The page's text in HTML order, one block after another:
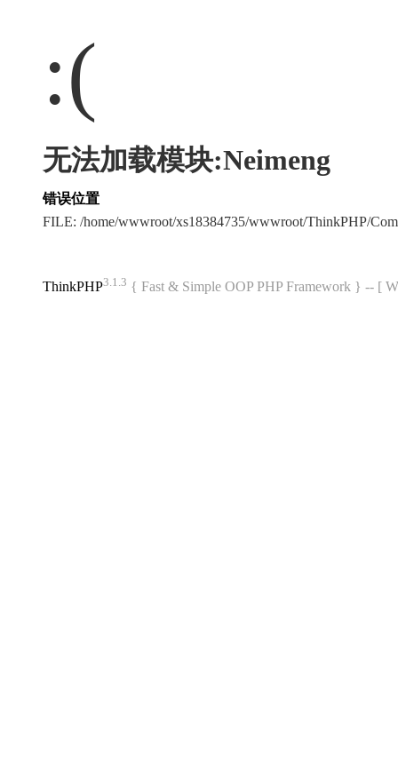
:(
无法加载模块:Neimeng
错误位置
FILE: /home/wwwroot/xs18384735/wwwroot/ThinkPHP/
ThinkPHP3.1.3 { Fast & Simple OOP PHP Framework } -- [